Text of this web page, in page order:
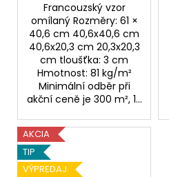
Francouzský vzor
omílaný Rozměry: 61 ×
40,6 cm 40,6x40,6 cm
40,6x20,3 cm 20,3x20,3
cm tloušťka: 3 cm
Hmotnost: 81 kg/m²
Minimální odběr při
akční ceně je 300 m², 1...
AKCIA
TIP
VÝPREDAJ